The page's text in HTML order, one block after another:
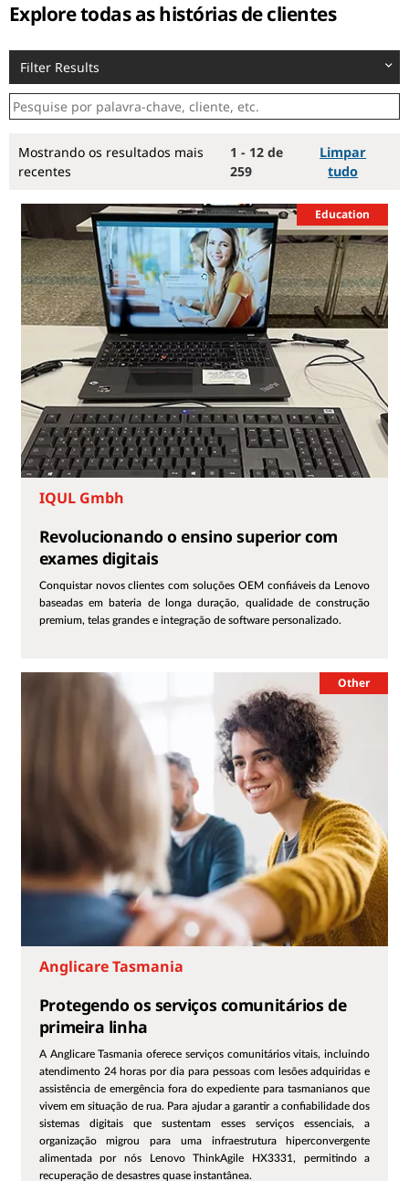
Explore todas as histórias de clientes
Filter Results
Mostrando os resultados mais
recentes
1 - 12 de
259
Limpar
tudo
Education
IQUL Gmbh
Revolucionando o ensino superior com
exames digitais
Conquistar novos clientes com soluções OEM confiáveis da Lenovo
baseadas em bateria de longa duração, qualidade de construção
premium, telas grandes e integração de software personalizado.
Other
Anglicare Tasmania
Protegendo os serviços comunitários de
primeira linha
A Anglicare Tasmania oferece serviços comunitários vitais, incluindo
atendimento 24 horas por dia para pessoas com lesões adquiridas e
assistência de emergência fora do expediente para tasmanianos que
vivem em situação de rua. Para ajudar a garantir a confiabilidade dos
sistemas digitais que sustentam esses serviços essenciais, a
organização migrou para uma infraestrutura hiperconvergente
alimentada por nós Lenovo ThinkAgile HX3331, permitindo a
recuperação de desastres quase instantânea.